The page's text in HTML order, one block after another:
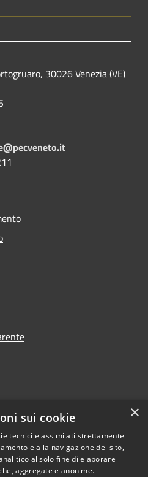
30026 Venezia (VE)
×
sui cookie
tecnici e assimilati strettamente
e alla navigazione del sito,
al solo fine di elaborare
aggregate e anonime.